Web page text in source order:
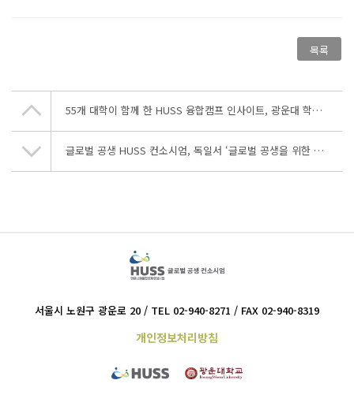
목록
55개 대학이 함께 한 HUSS 융합캠프 인사이트, 광운대 학생 교육부 장관상 및 한국연구재단 이사장상, HUSS 협의회장상 쾌거
글로벌 공생 HUSS 컨소시엄, 독일서 ‘글로벌 공생을 위한 상호문화주의 실천 프로그램’ 성료
서울시 노원구 광운로 20 / TEL 02-940-8271 / FAX 02-940-8319
개인정보처리방침